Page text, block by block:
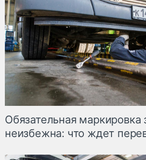
Обязательная маркировка
неизбежна: что ждет